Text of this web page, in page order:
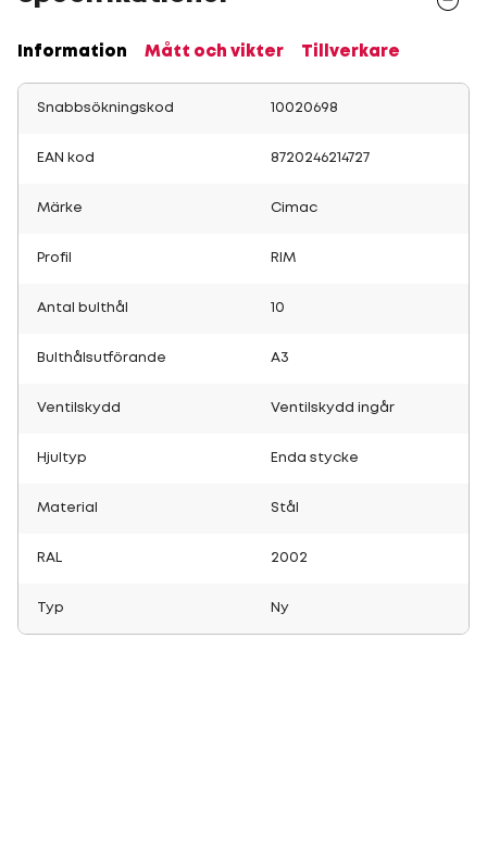
Information Mått och vikter Tillverkare
Snabbsökningskod 10020698
EAN kod 8720246214727
Märke Cimac
Profil RIM
Antal bulthål 10
Bulthålsutförande A3
Ventilskydd Ventilskydd ingår
Hjultyp Enda stycke
Material Stål
RAL 2002
Typ Ny